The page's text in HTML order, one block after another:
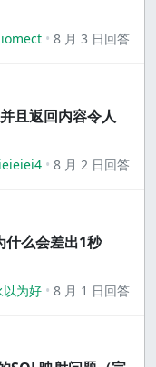
iomect 8 月 3 日回答
且返回内容令人
8 月 2 日回答
什么会差出1秒
以为好 8 月 1 日回答